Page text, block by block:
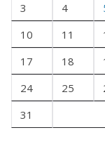
F
S
3
4
10
11
17
18
24
25
31